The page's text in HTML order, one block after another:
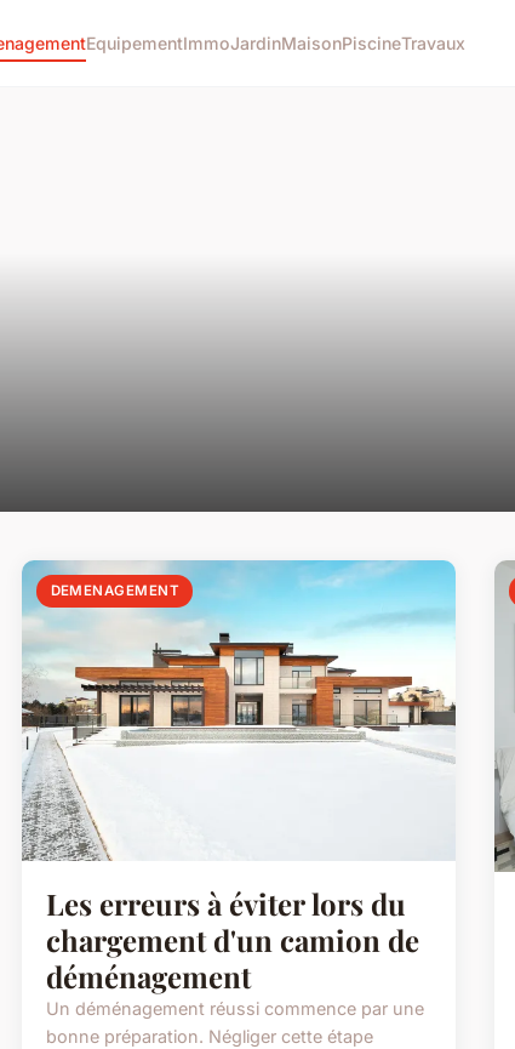
EquipementImmoJardinMaisonPiscineTravaux
DEMENAGEMENT
Les erreurs à éviter lors du
chargement d'un camion de
déménagement
Un déménagement réussi commence par une
bonne préparation. Négliger cette étape